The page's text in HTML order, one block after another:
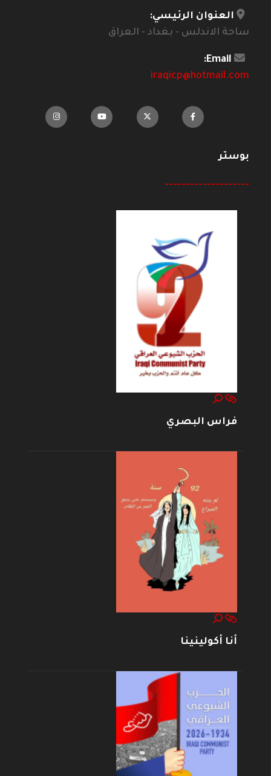
العنوان الرئيسي:
ساحة الاندلس - بغداد - العراق
Email:
iraqicp@hotmail.com
بوستر
--------------------
فراس البصري
أنا أكولينينا